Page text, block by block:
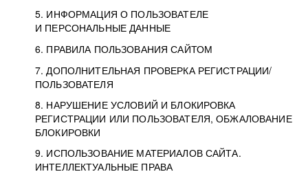
5. ИНФОРМАЦИЯ О ПОЛЬЗОВАТЕЛЕ
И ПЕРСОНАЛЬНЫЕ ДАННЫЕ
6. ПРАВИЛА ПОЛЬЗОВАНИЯ САЙТОМ
7. ДОПОЛНИТЕЛЬНАЯ ПРОВЕРКА РЕГИСТРАЦИИ/
ПОЛЬЗОВАТЕЛЯ
8. НАРУШЕНИЕ УСЛОВИЙ И БЛОКИРОВКА
РЕГИСТРАЦИИ ИЛИ ПОЛЬЗОВАТЕЛЯ, ОБЖАЛОВАНИЕ
БЛОКИРОВКИ
9. ИСПОЛЬЗОВАНИЕ МАТЕРИАЛОВ САЙТА.
ИНТЕЛЛЕКТУАЛЬНЫЕ ПРАВА